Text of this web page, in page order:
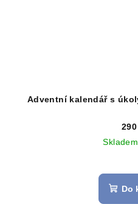
Adventní kalendář s
Skladem
Do